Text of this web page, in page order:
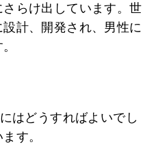
らけ出しています。世
計、開発され、男性に
はどうすればよいでし
す。